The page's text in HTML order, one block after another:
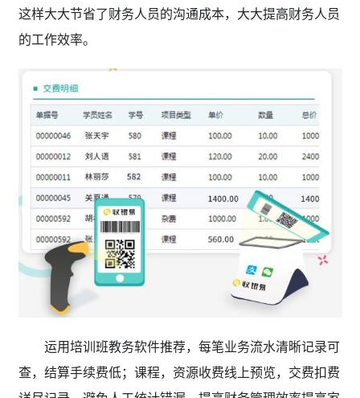
这样大大节省了财务人员的沟通成本，大大提高财务人员
的工作效率。
运用培训班教务软件推荐，每笔业务流水清晰记录可
查，结算手续费低；课程，资源收费线上预览，交费扣费